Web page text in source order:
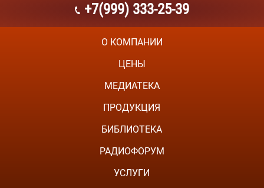
+7(999) 333-25-39
О КОМПАНИИ
ЦЕНЫ
МЕДИАТЕКА
ПРОДУКЦИЯ
БИБЛИОТЕКА
РАДИОФОРУМ
УСЛУГИ